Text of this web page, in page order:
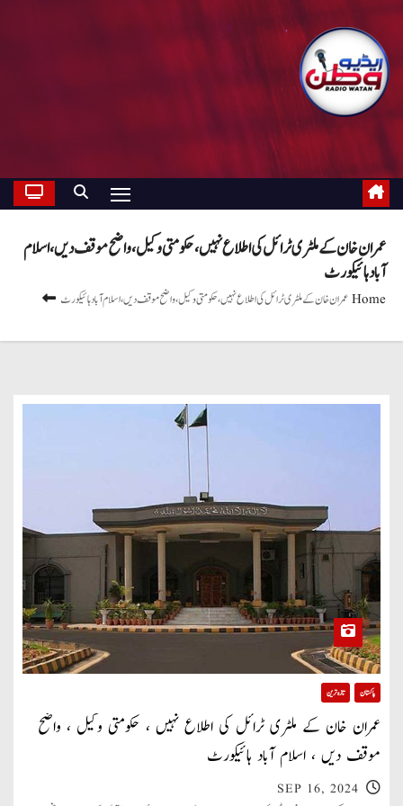
عمران خان کے ملٹری ٹرائل کی اطلاع نہیں ، حکومتی وکیل ، واضح موقف دیں ، اسلام
آباد ہائیکورٹ
Homeعمران خان کے ملٹری ٹرائل کی اطلاع نہیں ، حکومتی وکیل ، واضح موقف دیں ، اسلام آباد ہائیکورٹ
پاکستان تازہ ترین
عمران خان کے ملٹری ٹرائل کی اطلاع نہیں ، حکومتی وکیل ، واضح
موقف دیں ، اسلام آباد ہائیکورٹ
SEP 16, 2024